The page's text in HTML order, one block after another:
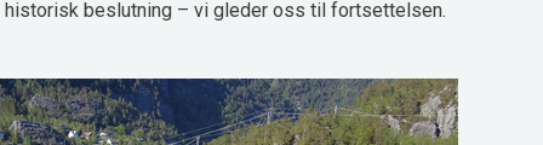
beslutning – vi gleder oss til fortsettelsen.